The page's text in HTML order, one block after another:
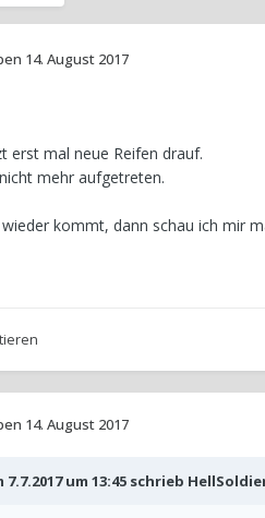
14. August 2017
erst mal neue Reifen drauf.
mehr aufgetreten.
kommt, dann schau ich mir
14. August 2017
7.7.2017 um 13:45 schrieb